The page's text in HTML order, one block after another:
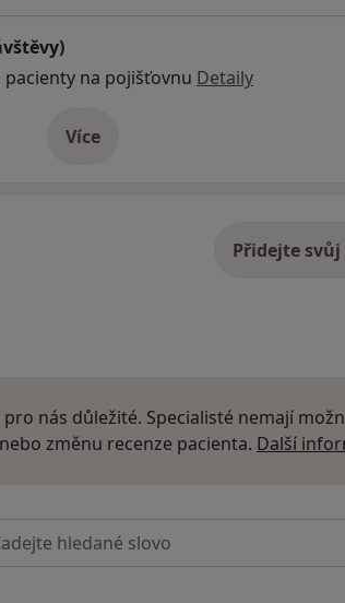
na pojišťovnu Detaily
Víceo adrese
Přidejte
nás důležité. Specialisté nemají
změnu recenze pacienta. Další
v názorech